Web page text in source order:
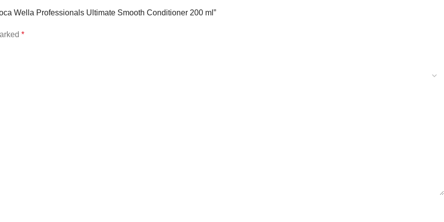
Wella Professionals Ultimate Smooth Conditioner 200 ml”
*